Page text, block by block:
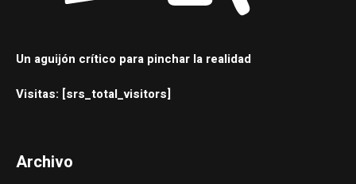
Un aguijón crítico para pinchar la realidad
Visitas: [srs_total_visitors]
Archivo